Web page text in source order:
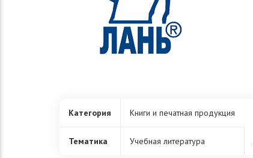
Категория Книги и печатная продукция
Тематика Учебная литература